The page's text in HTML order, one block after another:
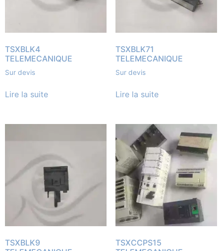
TSXBLK4
TELEMECANIQUE
Sur devis
Lire la suite
TSXBLK71
TELEMECANIQUE
Sur devis
Lire la suite
TSXBLK9
TSXCCPS15